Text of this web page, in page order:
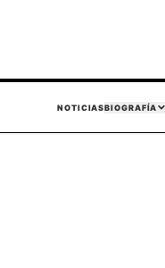
NOTICIASBIOGRAFÍA